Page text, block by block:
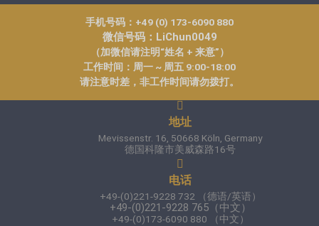
手机号码：+49 (0) 173-6090 880
微信号码：LiChun0049
（加微信请注明“姓名 + 来意”）
工作时间：周一 ~ 周五 9:00-18:00
请注意时差，非工作时间请勿拨打。
地址
Mevissenstr. 16, 50668 Köln, Germany
德国科隆市美威森路16号
电话
+49-(0)221-9228 732 （德语/英语）
+49-(0)221-9228 765（中文）
+49-(0)173-6090 880 （中文）